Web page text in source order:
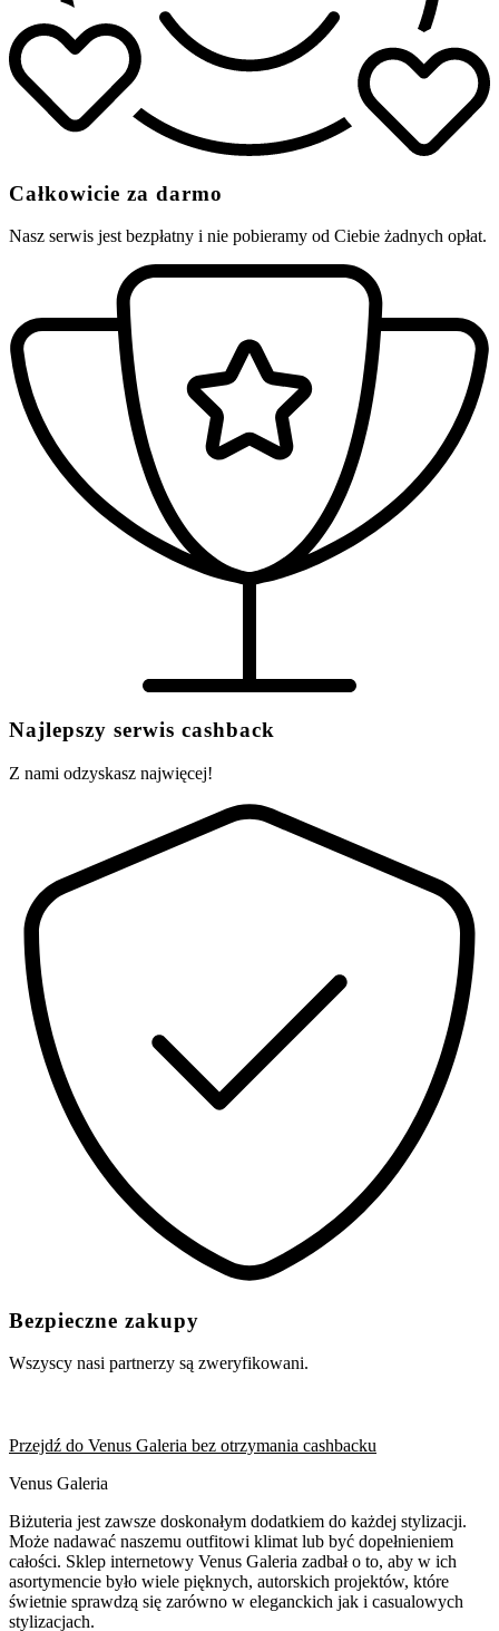
Całkowicie za darmo
Nasz serwis jest bezpłatny i nie pobieramy od Ciebie żadnych opłat.
Najlepszy serwis cashback
Z nami odzyskasz najwięcej!
Bezpieczne zakupy
Wszyscy nasi partnerzy są zweryfikowani.
Przejdź do Venus Galeria bez otrzymania cashbacku
Venus Galeria
Biżuteria jest zawsze doskonałym dodatkiem do każdej stylizacji.
Może nadawać naszemu outfitowi klimat lub być dopełnieniem
całości. Sklep internetowy Venus Galeria zadbał o to, aby w ich
asortymencie było wiele pięknych, autorskich projektów, które
świetnie sprawdzą się zarówno w eleganckich jak i casualowych
stylizacjach.